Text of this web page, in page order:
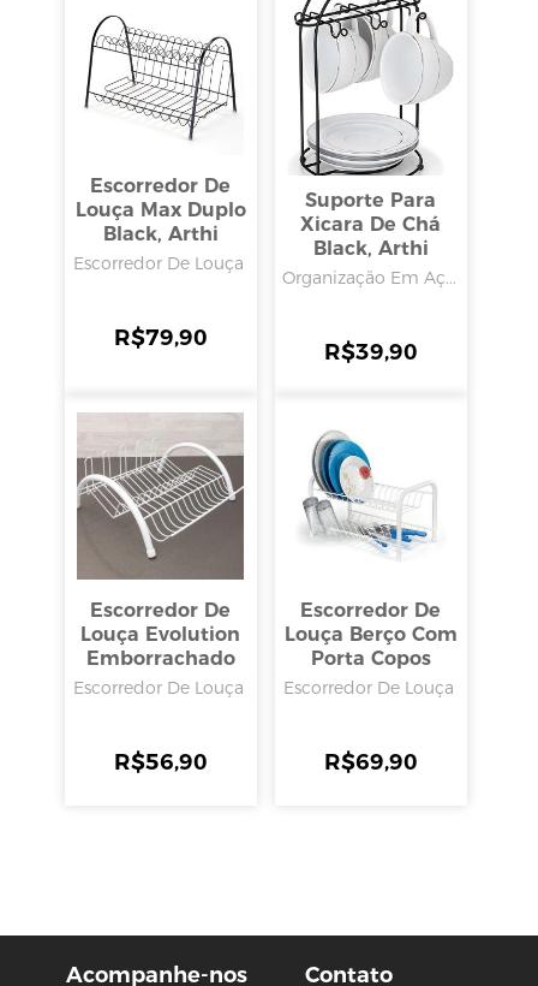
Escorredor De
Louça Max Duplo
Black, Arthi
Escorredor De Louça
R$79,90
Suporte Para
Xicara De Chá
Black, Arthi
Organização Em Aç...
R$39,90
Escorredor De
Louça Evolution
Emborrachado
Branco, Arthi
Escorredor De Louça
R$56,90
Escorredor De
Louça Berço Com
Porta Copos
Emborrachado,
Escorredor De Louça
R$69,90
Acompanhe-nos Contato